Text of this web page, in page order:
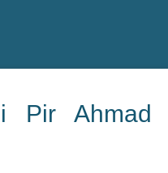
Pir Ahmad